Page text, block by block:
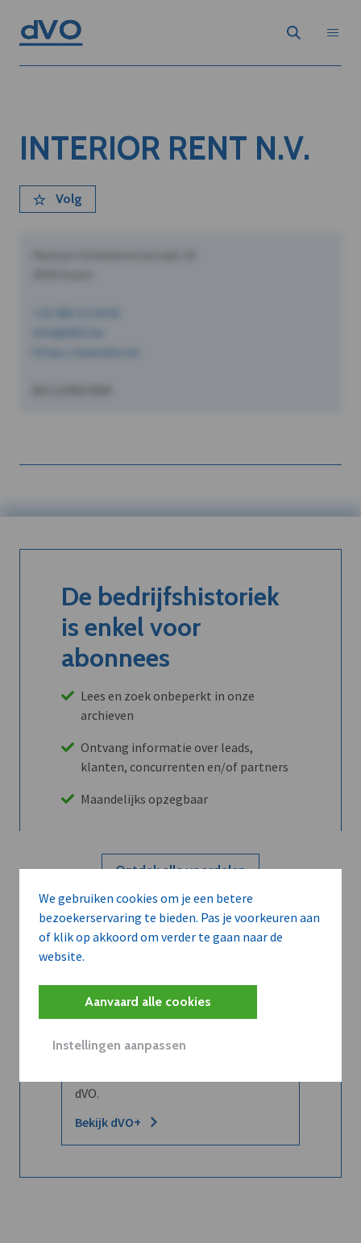
We gebruiken cookies om je een betere
bezoekerservaring te bieden. Pas je voorkeuren aan
of klik op akkoord om verder te gaan naar de
website.
Aanvaard alle cookies
Instellingen aanpassen
INTERIOR RENT N.V.
Volg
De bedrijfshistoriek
is enkel voor
abonnees
Lees en zoek onbeperkt in onze
archieven
Ontvang informatie over leads,
klanten, concurrenten en/of partners
Maandelijks opzegbaar
Ontdek alle voordelen
Abboneer
Wilt u niet enkel de dVO community
leren kennen maar dat men u ook
Word dVO Member voor €72/mnd en
dVO.
Bekijk dVO+